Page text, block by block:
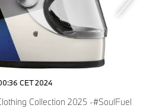
CET 2024
Collection 2025 -#SoulFuel